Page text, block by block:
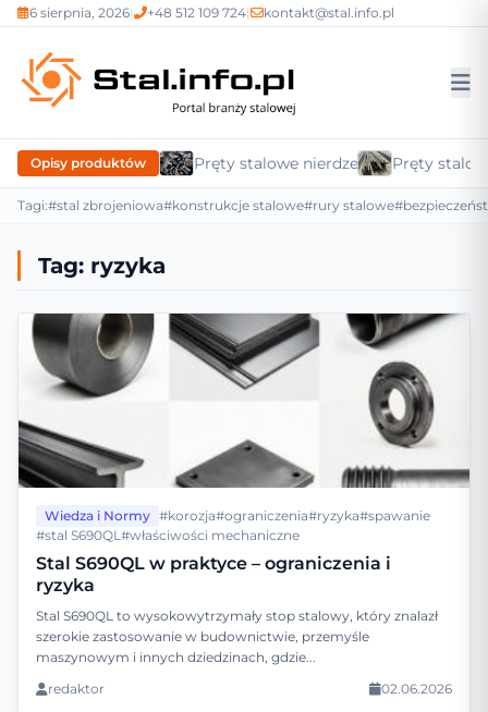
6 sierpnia, 2026| +48 512 109 724| kontakt@stal.info.pl
Opisy produktów Pręty stalowe nierdzewnePręty
Tagi:#stal zbrojeniowa#konstrukcje stalowe#rury stalowe
Tag: ryzyka
Wiedza i Normy #korozja#ograniczenia#ryzyka#spawanie
#stal S690QL#właściwości mechaniczne
Stal S690QL w praktyce – ograniczenia i
ryzyka
Stal S690QL to wysokowytrzymały stop stalowy, który znalazł
szerokie zastosowanie w budownictwie, przemyśle
maszynowym i innych dziedzinach, gdzie...
redaktor
02.06.2026